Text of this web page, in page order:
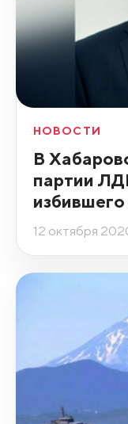
НОВОСТИ
В
партии
12 октября